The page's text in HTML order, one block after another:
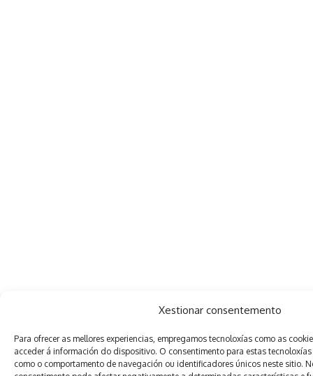
Xestionar consentemento
Para ofrecer as mellores experiencias, empregamos tecnoloxías como as
acceder á información do dispositivo. O consentimento para estas
como o comportamento de navegación ou identificadores únicos neste sitio.